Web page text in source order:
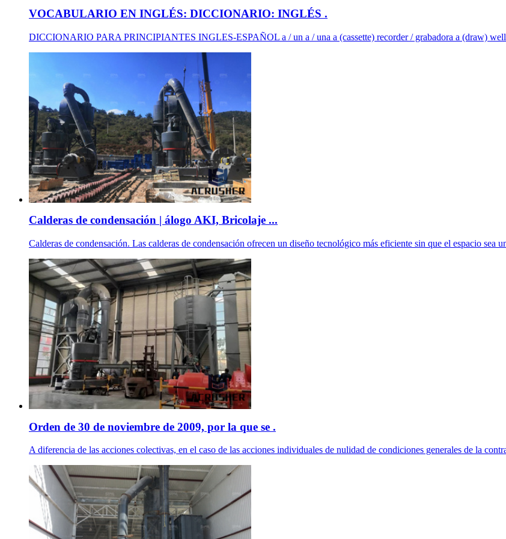
VOCABULARIO EN INGLÉS: DICCIONARIO: INGLÉS .
DICCIONARIO PARA PRINCIPIANTES INGLES-ESPAÑOL a / un a / una a (cassette) recorder / grabadora a (draw)
Calderas de condensación | álogo AKI, Bricolaje ...
Calderas de condensación. Las calderas de condensación ofrecen un diseño tecnológico más eficiente sin que el espacio sea
Orden de 30 de noviembre de 2009, por la que se .
A diferencia de las acciones colectivas, en el caso de las acciones individuales de nulidad de condiciones generales de la